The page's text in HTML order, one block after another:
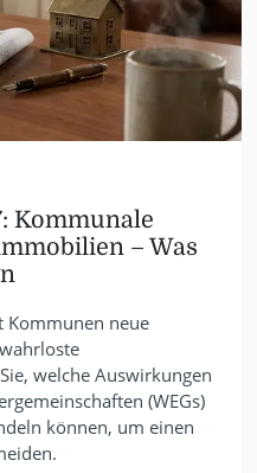
Kommunale
– Was
Kommunen neue
welche Auswirkungen
(WEGs)
können, um einen